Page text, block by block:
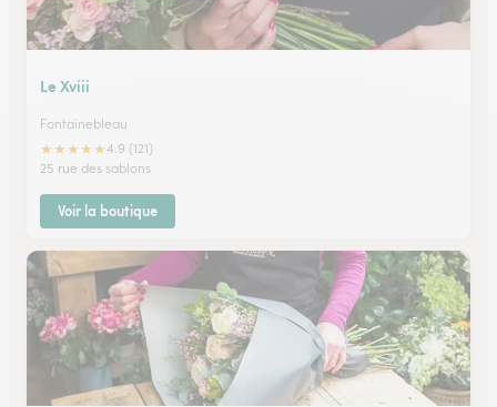
Le Xviii
Fontainebleau
★★★★★4.9 (121)
25 rue des sablons
Voir la boutique